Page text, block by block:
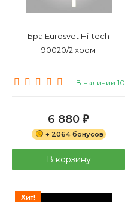
Бра Eurosvet Hi-tech
90020/2 хром
В наличии 10
6 880 ₽
+ 2064 бонусов
В корзину
Хит!